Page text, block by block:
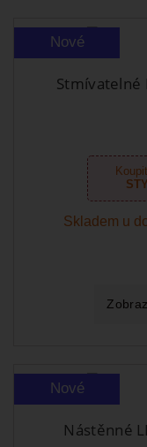
Nové
Stmívatelné
Skladem u
Nové
Nástěnné